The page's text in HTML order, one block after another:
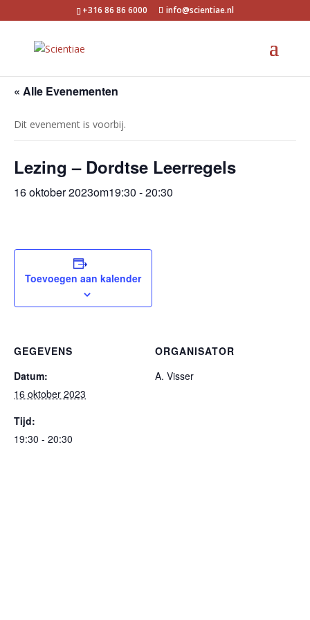
+316 86 86 6000 info@scientiae.nl
« Alle Evenementen
Dit evenement is voorbij.
Lezing – Dordtse Leerregels
16 oktober 2023om19:30 -20:30
Toevoegen aan kalender
GEGEVENS
Datum:
16 oktober 2023
Tijd:
19:30 - 20:30
ORGANISATOR
A. Visser